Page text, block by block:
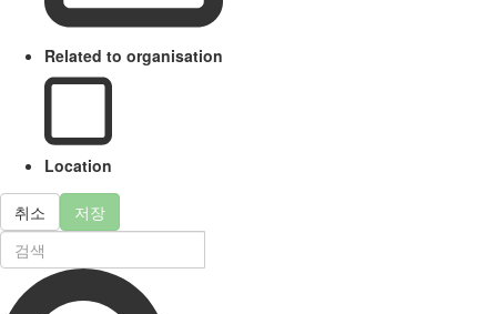
Related to organisation
Location
취소 저장